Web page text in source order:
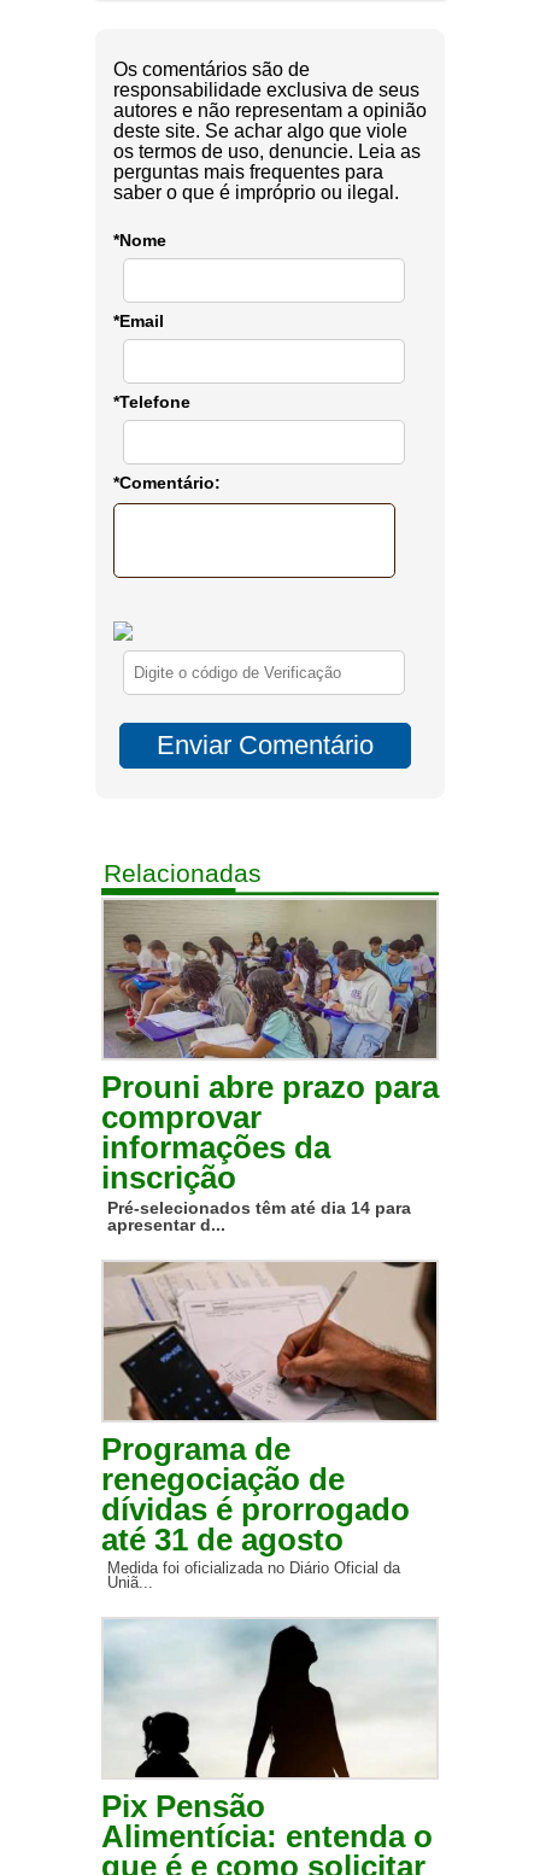
Os comentários são de
responsabilidade exclusiva de seus
autores e não representam a opinião
deste site. Se achar algo que viole
os termos de uso, denuncie. Leia as
perguntas mais frequentes para
saber o que é impróprio ou ilegal.
*Nome
*Email
*Telefone
*Comentário:
Relacionadas
Prouni abre prazo para
comprovar
informações da
inscrição
Pré-selecionados têm até dia 14 para
apresentar d...
Programa de
renegociação de
dívidas é prorrogado
até 31 de agosto
Medida foi oficializada no Diário Oficial da
Uniã...
Pix Pensão
Alimentícia: entenda o
que é e como solicitar